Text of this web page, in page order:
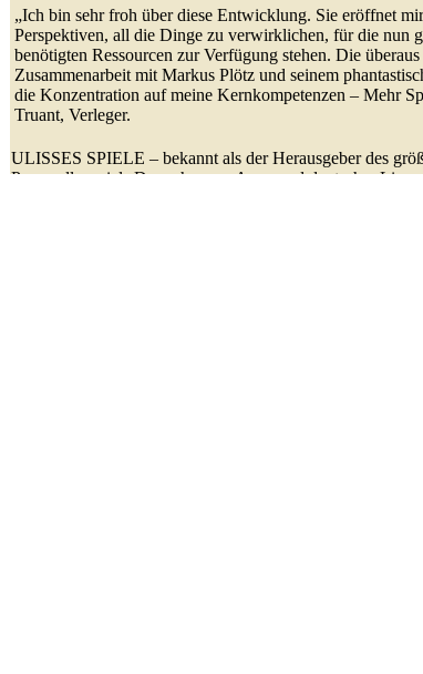
„Ich bin sehr froh über diese Entwicklung. Sie eröffnet
Perspektiven, all die Dinge zu verwirklichen, für die nun
benötigten Ressourcen zur Verfügung stehen. Die überaus
Zusammenarbeit mit Markus Plötz und seinem
die Konzentration auf meine Kernkompetenzen – Mehr
Truant, Verleger.
ULISSES SPIELE – bekannt als der Herausgeber des
Paperrollenspiels Das schwarze Auge und deutscher